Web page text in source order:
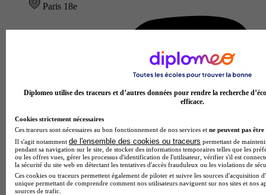
Paris 18e
Diplomeo utilise des traceurs et d’autres données pour rendre la recherche
efficace.
Cookies strictement nécessaires
Ces traceurs sont nécessaires au bon fonctionnement de nos services et ne peuvent pas être
Il s'agit notamment de l'ensemble des cookies ou traceurs permettant de
pendant sa navigation sur le site, de stocker des informations temporaires telles que les
ou les offres vues, gérer les processus d'identification de l'utilisateur, vérifier s'il est
la sécurité du site web en détectant les tentatives d'accès frauduleux ou les violations de
Ces cookies ou traceurs permettent également de piloter et suivre les sources d'acquisition
unique permettant de comprendre comment nos utilisateurs naviguent sur nos sites et nos
sources de trafic.